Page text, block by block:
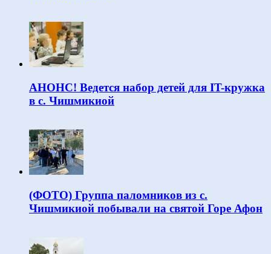
АНОНС! Ведется набор детей для IT-кружка
в с. Чишмикиой
(ФОТО) Группа паломников из с.
Чишмикиой побывали на святой Горе Афон